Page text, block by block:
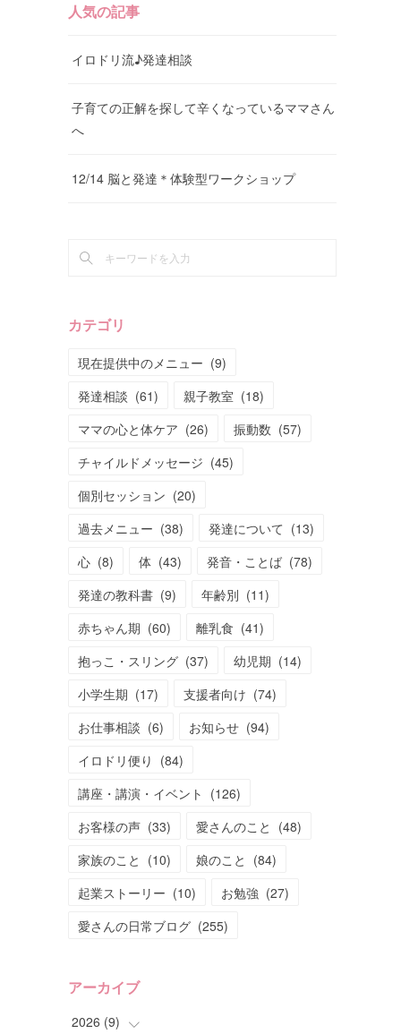
人気の記事
イロドリ流♪発達相談
子育ての正解を探して辛くなっているママさん
へ
12/14 脳と発達＊体験型ワークショップ
カテゴリ
現在提供中のメニュー (9)
発達相談 (61) 親子教室 (18)
ママの心と体ケア (26) 振動数 (57)
チャイルドメッセージ (45)
個別セッション (20)
過去メニュー (38) 発達について (13)
心 (8) 体 (43) 発音・ことば (78)
発達の教科書 (9) 年齢別 (11)
赤ちゃん期 (60) 離乳食 (41)
抱っこ・スリング (37) 幼児期 (14)
小学生期 (17) 支援者向け (74)
お仕事相談 (6) お知らせ (94)
イロドリ便り (84)
講座・講演・イベント (126)
お客様の声 (33) 愛さんのこと (48)
家族のこと (10) 娘のこと (84)
起業ストーリー (10) お勉強 (27)
愛さんの日常ブログ (255)
アーカイブ
2026 (9)